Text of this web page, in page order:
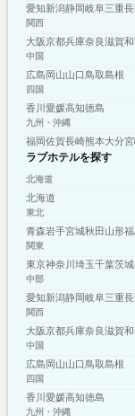
愛知新潟静岡岐阜三重
関西
大阪京都兵庫奈良滋賀
中国
広島岡山山口 鳥取島根
四国
香川愛媛高知徳島
九州・沖縄
福岡佐賀長崎熊本大分
ラブホテルを探す
北海道
北海道
東北
青森岩手宮城秋田山形
関東
東京神奈川埼玉千葉茨城
中部
愛知新潟静岡岐阜三重
関西
大阪京都兵庫奈良滋賀
中国
広島岡山山口 鳥取島根
四国
香川愛媛高知徳島
九州・沖縄